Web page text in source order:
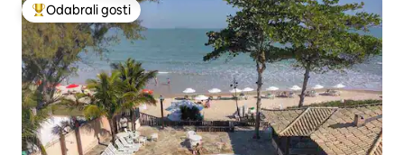
Među najviše rangiranima s oznakom „Odabrali gosti”
Odabrali gosti